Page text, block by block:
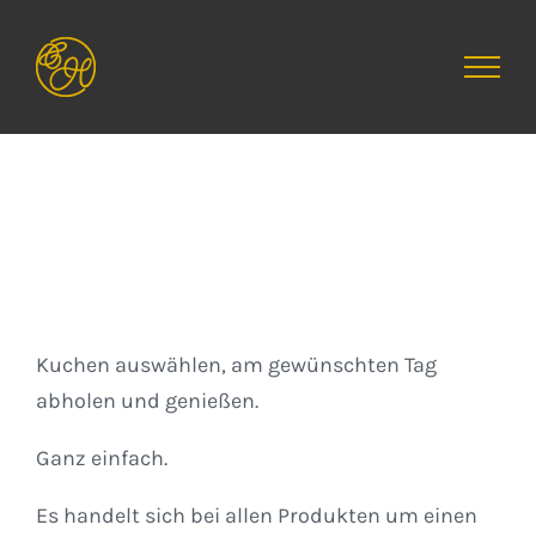
Inhalt
springen
Kuchen auswählen, am gewünschten Tag
abholen und genießen.
Ganz einfach.
Es handelt sich bei allen Produkten um einen